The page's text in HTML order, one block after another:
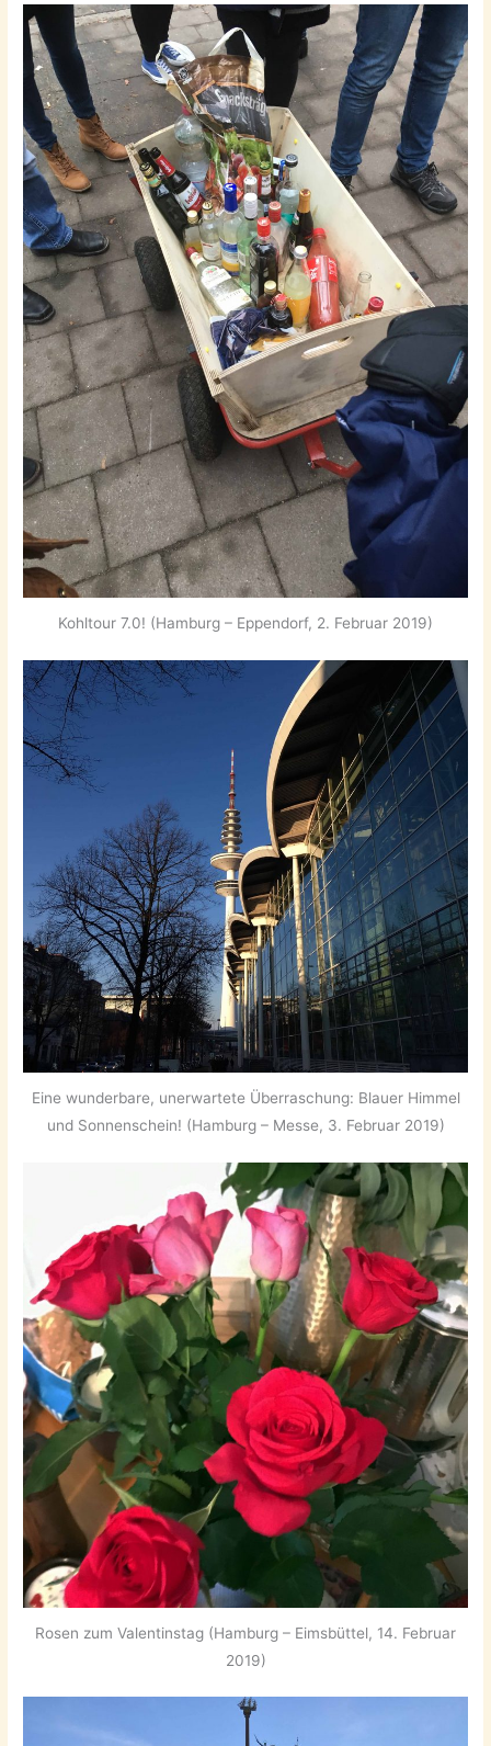
Kohltour 7.0! (Hamburg – Eppendorf, 2. Februar 2019)
Eine wunderbare, unerwartete Überraschung: Blauer Himmel
und Sonnenschein! (Hamburg – Messe, 3. Februar 2019)
Rosen zum Valentinstag (Hamburg – Eimsbüttel, 14. Februar
2019)